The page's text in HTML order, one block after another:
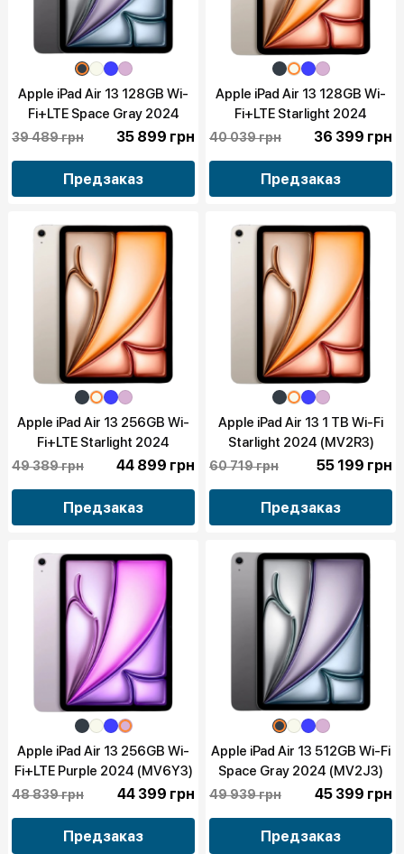
Apple iPad Air 13 128GB Wi-
Fi+LTE Space Gray 2024
(MV6Q3)
39 489 грн 35 899 грн
Предзаказ
Apple iPad Air 13 128GB Wi-
Fi+LTE Starlight 2024
(MV6T3)
40 039 грн 36 399 грн
Предзаказ
Apple iPad Air 13 256GB Wi-
Fi+LTE Starlight 2024
(MV6X3)
49 389 грн 44 899 грн
Предзаказ
Apple iPad Air 13 1 TB Wi-Fi
Starlight 2024 (MV2R3)
60 719 грн 55 199 грн
Предзаказ
Apple iPad Air 13 256GB Wi-
Fi+LTE Purple 2024 (MV6Y3)
48 839 грн 44 399 грн
Предзаказ
Apple iPad Air 13 512GB Wi-Fi
Space Gray 2024 (MV2J3)
49 939 грн 45 399 грн
Предзаказ